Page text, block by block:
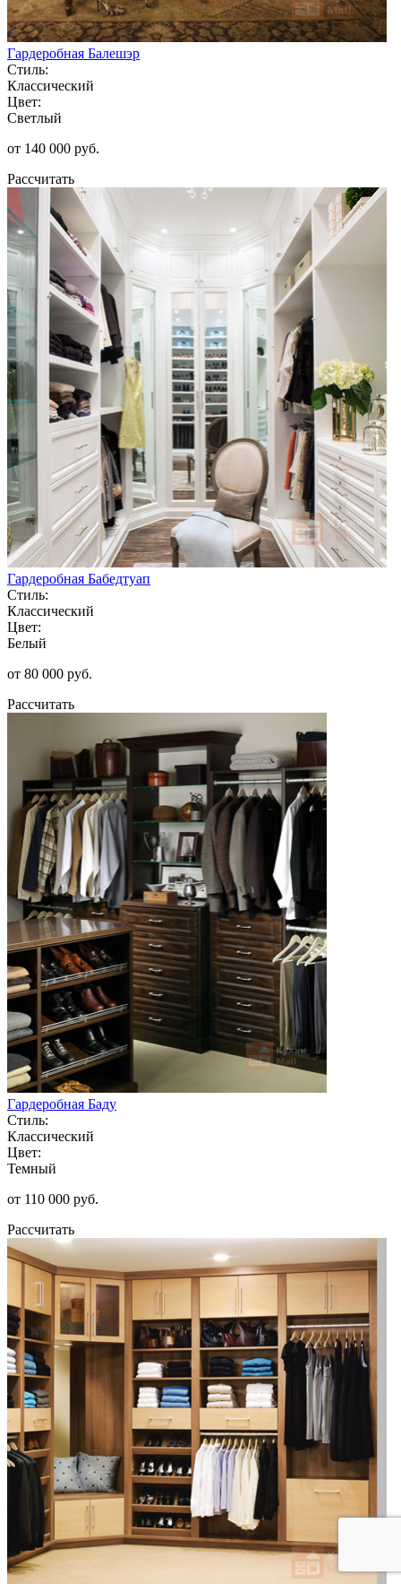
Гардеробная Балешэр
Стиль:
Классический
Цвет:
Светлый
от 140 000 руб.
Рассчитать
Гардеробная Бабедтуап
Стиль:
Классический
Цвет:
Белый
от 80 000 руб.
Рассчитать
Гардеробная Баду
Стиль:
Классический
Цвет:
Темный
от 110 000 руб.
Рассчитать